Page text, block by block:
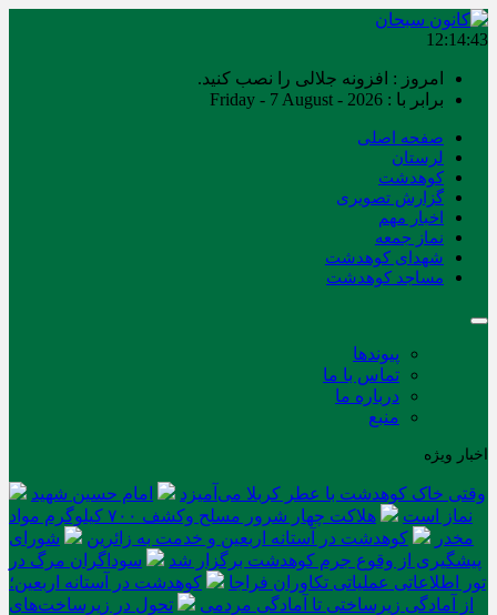
12:14:43
امروز : افزونه جلالی را نصب کنید.
برابر با : Friday - 7 August - 2026
صفحه اصلی
لرستان
کوهدشت
گزارش تصویری
اخبار مهم
نماز جمعه
شهدای کوهدشت
مساجد کوهدشت
پیوندها
تماس با ما
درباره ما
منبع
اخبار ویژه
وقتی خاک کوهدشت با عطر کربلا می‌آمیزد
امام حسین شهید
نماز است
هلاکت چهار شرور مسلح وکشف ۷۰۰ کیلوگرم مواد
مخدر
کوهدشت در آستانه اربعین و خدمت‌ به زائرین
شورای
پیشگیری از وقوع جرم کوهدشت برگزار شد
سوداگران مرگ در
تور اطلاعاتی عملیاتی تکاوران فراجا
کوهدشت در آستانه اربعین؛
از آمادگی زیرساختی تا آمادگی مردمی
تحول در زیرساخت‌های